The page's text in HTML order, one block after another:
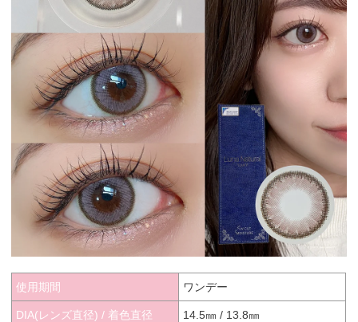
使用期間 ワンデー
DIA(レンズ直径) / 着色直径 14.5㎜ / 13.8㎜